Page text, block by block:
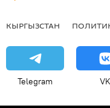
КЫРГЫЗСТАН
Telegram VK